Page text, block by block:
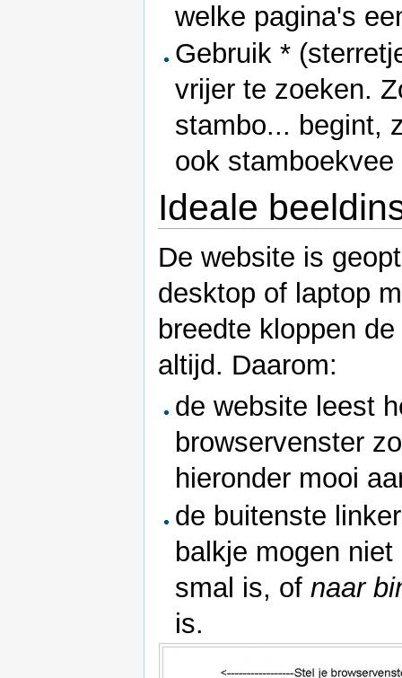
welke pagina's
Gebruik *
vrijer te zoeken.
stambo... begint,
ook
Ideale
De website is
desktop of laptop
breedte kloppen
altijd. Daarom:
de website leest
browservenster
hieronder mooi
de buitenste
balkje mogen niet
smal is, ofnaar
is.